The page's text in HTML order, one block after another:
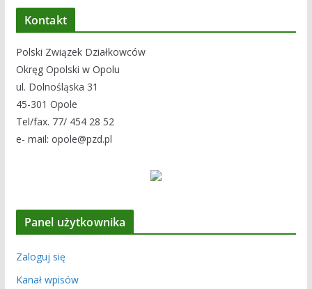
Kontakt
Polski Związek Działkowców
Okręg Opolski w Opolu
ul. Dolnośląska 31
45-301 Opole
Tel/fax. 77/ 454 28 52
e- mail: opole@pzd.pl
Panel użytkownika
Zaloguj się
Kanał wpisów